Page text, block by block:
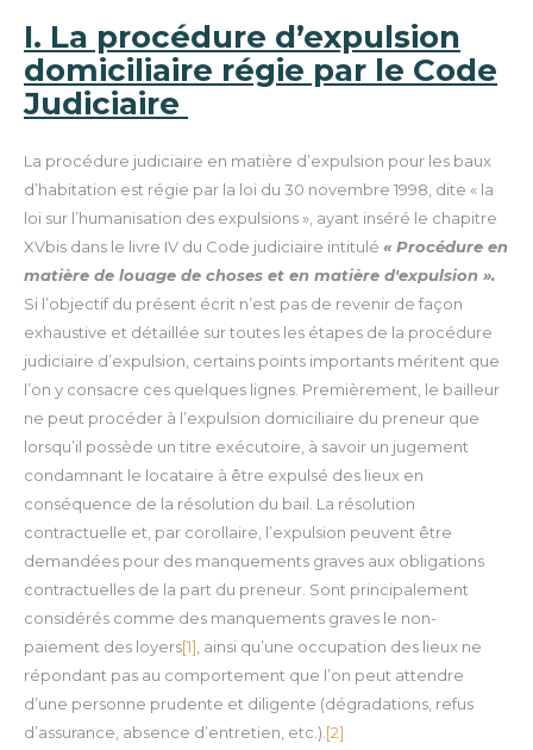
I. La procédure d’expulsion
domiciliaire régie par le Code
Judiciaire
La procédure judiciaire en matière d’expulsion pour les baux
d’habitation est régie par la loi du 30 novembre 1998, dite « la
loi sur l’humanisation des expulsions », ayant inséré le chapitre
XVbis dans le livre IV du Code judiciaire intitulé « Procédure en
matière de louage de choses et en matière d'expulsion ».
Si l’objectif du présent écrit n’est pas de revenir de façon
exhaustive et détaillée sur toutes les étapes de la procédure
judiciaire d’expulsion, certains points importants méritent que
l’on y consacre ces quelques lignes. Premièrement, le bailleur
ne peut procéder à l’expulsion domiciliaire du preneur que
lorsqu’il possède un titre exécutoire, à savoir un jugement
condamnant le locataire à être expulsé des lieux en
conséquence de la résolution du bail. La résolution
contractuelle et, par corollaire, l’expulsion peuvent être
demandées pour des manquements graves aux obligations
contractuelles de la part du preneur. Sont principalement
considérés comme des manquements graves le non-
paiement des loyers[1] , ainsi qu’une occupation des lieux ne
répondant pas au comportement que l’on peut attendre
d’une personne prudente et diligente (dégradations, refus
d’assurance, absence d’entretien, etc.). [2]